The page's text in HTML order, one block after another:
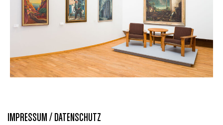
IMPRESSUM / DATENSCHUTZ